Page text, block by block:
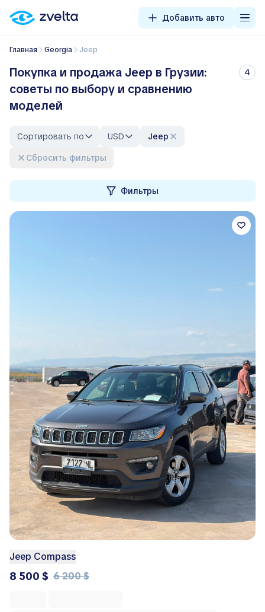
Добавить авто
Главная Georgia Jeep
Покупка и продажа Jeep в Грузии:
советы по выбору и сравнению
моделей
4
Сортировать по USD
Jeep
Сбросить фильтры
Фильтры
Jeep Compass
8 500 $ 6 200 $